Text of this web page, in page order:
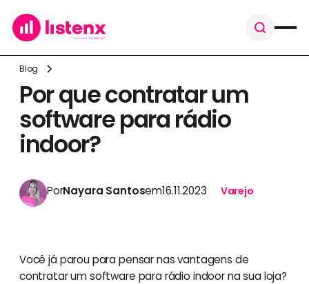
Blog
Por que contratar um
software para rádio
indoor?
PorNayara Santosem16.11.2023 Varejo
Você já parou para pensar nas vantagens de
contratar um software para rádio indoor na sua loja?